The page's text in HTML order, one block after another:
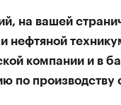
на вашей
нефтяной
компании и в
по производству